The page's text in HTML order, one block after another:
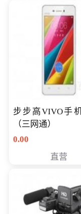
步步高VIVO手
（三网通）
0.00
直营